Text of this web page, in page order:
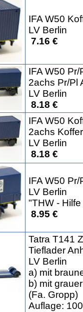
IFA W50
LV Berlin
7.16 €
IFA W50 Pr/
2achs Pr/Pl
LV Berlin
8.18 €
IFA W50
2achs
LV Berlin
8.18 €
IFA W50 Pr/
LV Berlin
"THW -
8.95 €
Tatra T141
Tieflader
LV Berlin
a) mit
b) mit
(Fa. Gropp)
Auflage: